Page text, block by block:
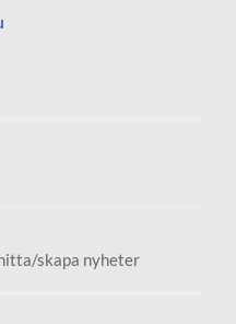
skapa nyheter